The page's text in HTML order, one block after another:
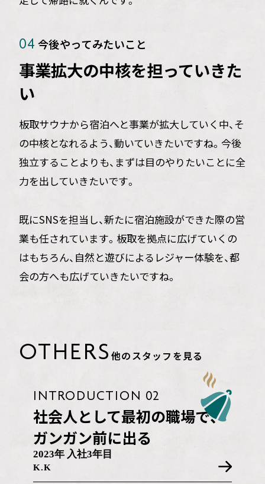
04 今後やってみたいこと
事業拡大の中核を担っていきた
い
板取サウナから宿泊へと事業が拡大していく中、そ
の中核となれるよう、動いていきたいですね。今後
独立することよりも、まずは目のやりたいことに全
力を出していきたいです。
既にSNSを担当し、新たに宿泊施設ができた際の営
業も任されています。板取を拠点に広げていくの
はもちろん、自然と遊びによるレジャー体験を、都
会の方へも広げていきたいですね。
OTHERS他のスタッフを見る
INTRODUCTION 02
社会人として最初の職場で、
ガンガン前に出る
2023年 入社3年目
K.K